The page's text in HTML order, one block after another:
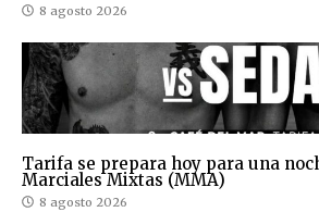
8 agosto 2026
Tarifa se prepara hoy para una
Marciales Mixtas (MMA)
8 agosto 2026